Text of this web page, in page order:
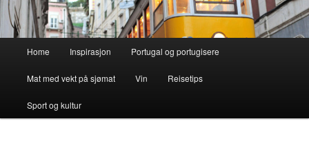
Home Inspirasjon Portugal og portugisere
Mat med vekt på sjømat Vin Reisetips
Sport og kultur